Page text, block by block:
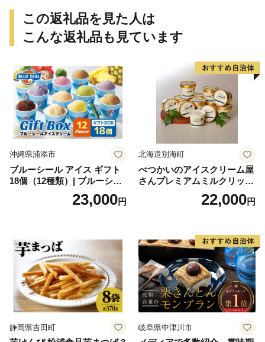
この返礼品を見た人は
こんな返礼品も見ています
沖縄県浦添市
ブルーシール アイス ギフト
18個（12種類）| ブルーシー
ルアイス ブルーシールアイ
スクリーム 着日指定可能 送
誕生日 カップ 詰め合わせ バ
ラエティ | バニラ チョコレー
ト ストロベリー ピスタチオ
バニラ＆クッキー ウベ 沖縄
紅イモ 塩ちんすこう 沖縄シ
ークヮーサー 沖縄黒糖 琉球
ロイヤルミルクティ 沖縄パ
イン
23,000円
北海道別海町
べつかいのアイスクリーム屋
さんプレミアムミルクリッチ
12個（AP-01）（ 北海道アイ
ス 北海道産アイス アイス ア
道産アイス 道産アイスクリ
ーム ギフト 詰合せ 詰め合わ
せ ふるさと納税 ）
22,000円
静岡県吉田町 岐阜県中津川市